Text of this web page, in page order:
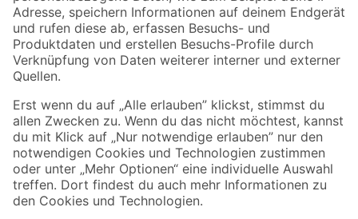
Zahlungsarten Versandarten
Sicher einkaufen
Jetzt die toom-App herunterladen